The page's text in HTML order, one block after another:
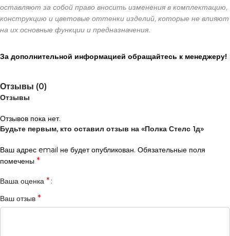
оставляют за собой право вносить изменения в комплектацию,
конструкцию и цветовые оттенки изделий, которые не влияют
на их основные функции и предназначения.
За дополнительной информацией обращайтесь к менеджеру!
Отзывы (0)
Отзывы
Отзывов пока нет.
Будьте первым, кто оставил отзыв на «Полка Стелс 1д»
Ваш адрес email не будет опубликован. Обязательные поля
помечены *
Ваша оценка *
Ваш отзыв *